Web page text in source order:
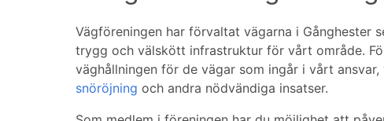
Vägföreningen har förvaltat vägarna i Gånghester
trygg och välskött infrastruktur för vårt område.
väghållningen för de vägar som ingår i vårt
snöröjning och andra nödvändiga insatser.